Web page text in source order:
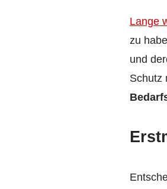
Lange
zu
und
Schutz